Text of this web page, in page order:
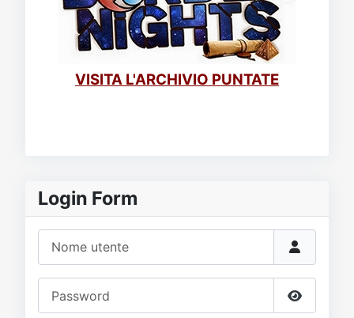
Login Form
Mostra
VISITA L'ARCHIVIO PUNTATE